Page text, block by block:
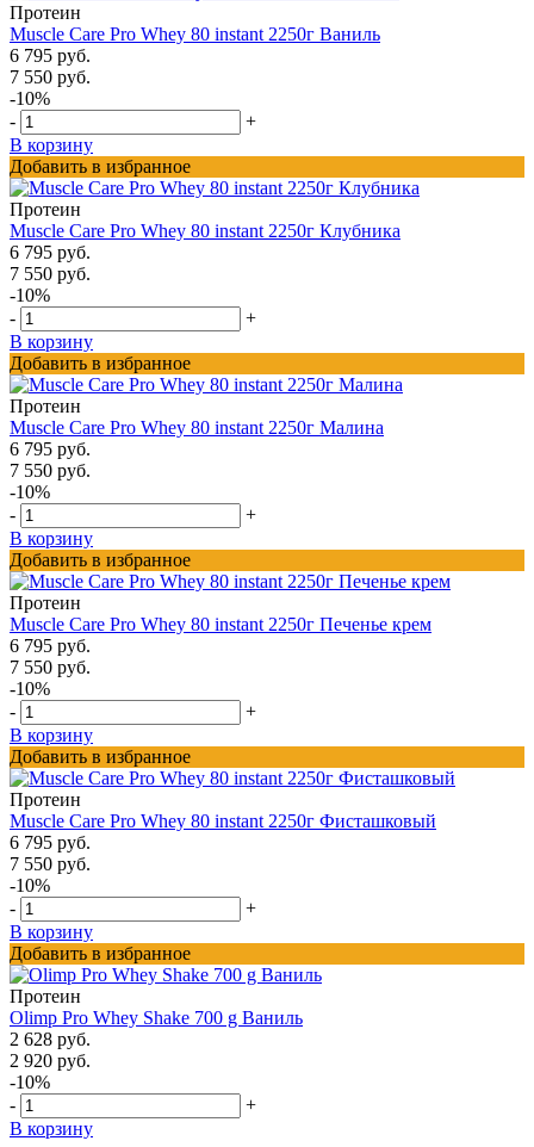
Протеин
Muscle Care Pro Whey 80 instant 2250г Ваниль
6 795 руб.
7 550 руб.
-10%
-
+
В корзину
Добавить в избранное
Протеин
Muscle Care Pro Whey 80 instant 2250г Клубника
6 795 руб.
7 550 руб.
-10%
-
+
В корзину
Добавить в избранное
Протеин
Muscle Care Pro Whey 80 instant 2250г Малина
6 795 руб.
7 550 руб.
-10%
-
+
В корзину
Добавить в избранное
Протеин
Muscle Care Pro Whey 80 instant 2250г Печенье крем
6 795 руб.
7 550 руб.
-10%
-
+
В корзину
Добавить в избранное
Протеин
Muscle Care Pro Whey 80 instant 2250г Фисташковый
6 795 руб.
7 550 руб.
-10%
-
+
В корзину
Добавить в избранное
Протеин
Olimp Pro Whey Shake 700 g Ваниль
2 628 руб.
2 920 руб.
-10%
-
+
В корзину